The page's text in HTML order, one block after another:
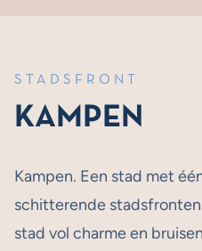
STADSFRONT
KAMPEN
Kampen. Een stad met
schitterende
stad vol charme en